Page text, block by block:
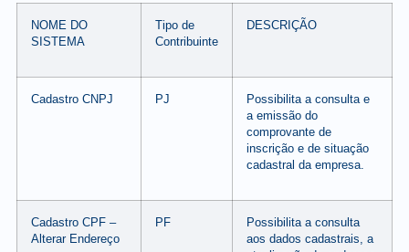
NOME DO
SISTEMA
Tipo de
Contribuinte
DESCRIÇÃO
Cadastro CNPJ PJ
Possibilita a consulta e
a emissão do
comprovante de
inscrição e de situação
cadastral da empresa.
Cadastro CPF –
Alterar Endereço
PF
Possibilita a consulta
aos dados cadastrais, a